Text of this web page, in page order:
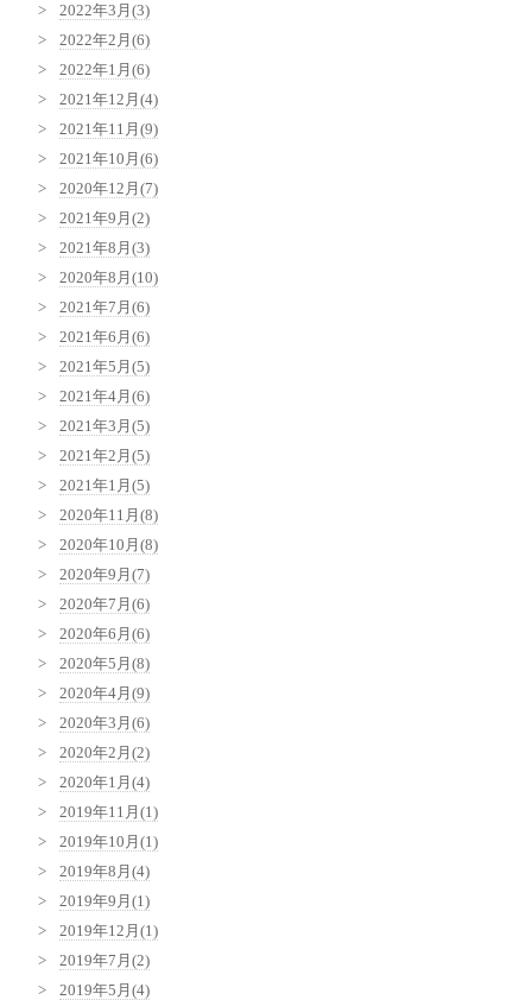
2022年3月(3)
2022年2月(6)
2022年1月(6)
2021年12月(4)
2021年11月(9)
2021年10月(6)
2020年12月(7)
2021年9月(2)
2021年8月(3)
2020年8月(10)
2021年7月(6)
2021年6月(6)
2021年5月(5)
2021年4月(6)
2021年3月(5)
2021年2月(5)
2021年1月(5)
2020年11月(8)
2020年10月(8)
2020年9月(7)
2020年7月(6)
2020年6月(6)
2020年5月(8)
2020年4月(9)
2020年3月(6)
2020年2月(2)
2020年1月(4)
2019年11月(1)
2019年10月(1)
2019年8月(4)
2019年9月(1)
2019年12月(1)
2019年7月(2)
2019年5月(4)